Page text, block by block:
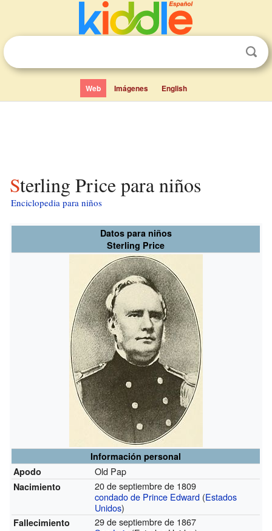
Web Imágenes English
Sterling Price para niños
Enciclopedia para niños
Datos para niños
Sterling Price
Información personal
Apodo
Old Pap
Nacimiento
20 de septiembre de 1809
condado de Prince Edward (Estados
Unidos)
Fallecimiento
29 de septiembre de 1867